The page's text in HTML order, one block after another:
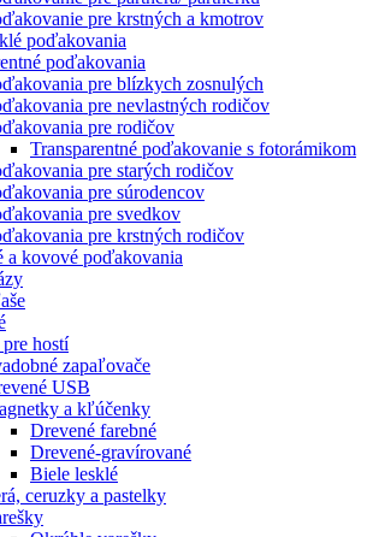
pre krstných a kmotrov
poďakovania
poďakovania
pre blízkych zosnulých
pre nevlastných rodičov
pre rodičov
Transparentné poďakovanie s fotorámikom
pre starých rodičov
pre súrodencov
pre svedkov
pre krstných rodičov
a kovové poďakovania
hostí
zapaľovače
USB
a kľúčenky
Drevené farebné
Drevené-gravírované
Biele lesklé
ceruzky a pastelky